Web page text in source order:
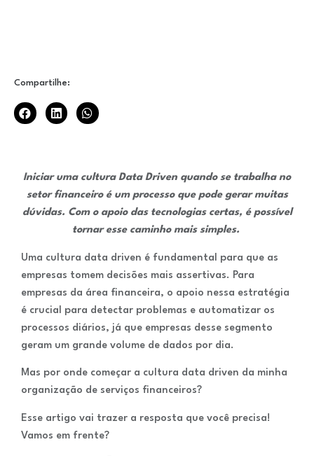
Compartilhe:
Iniciar uma cultura Data Driven quando se trabalha no
setor financeiro é um processo que pode gerar muitas
dúvidas. Com o apoio das tecnologias certas, é possível
tornar esse caminho mais simples.
Uma cultura data driven é fundamental para que as
empresas tomem decisões mais assertivas. Para
empresas da área financeira, o apoio nessa estratégia
é crucial para detectar problemas e automatizar os
processos diários, já que empresas desse segmento
geram um grande volume de dados por dia.
Mas por onde começar a cultura data driven da minha
organização de serviços financeiros?
Esse artigo vai trazer a resposta que você precisa!
Vamos em frente?